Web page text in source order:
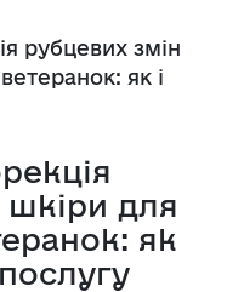
рубцевих змін
як і
шкіри для
як